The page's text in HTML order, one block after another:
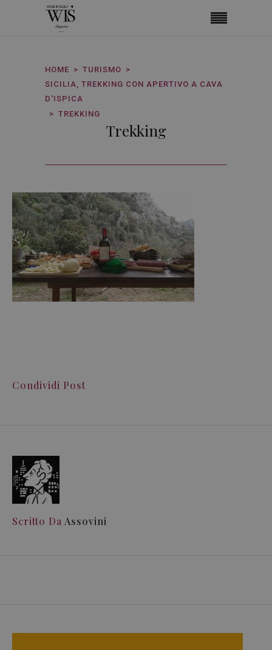
HOME
TURISMO
SICILIA, TREKKING CON APERTIVO A CAVA
D'ISPICA
TREKKING
Trekking
Condividi Post
Scritto Da Assovini